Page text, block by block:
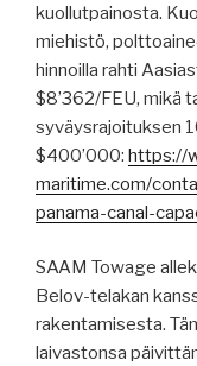
kuollutpainosta.
miehistö,
hinnoilla rahti
$8’362/FEU, mikä
syväysrajoituksen
$400’000: https://
maritime.com/
panama-canal-
SAAM Towage
Belov-telakan
rakentamisesta.
laivastonsa